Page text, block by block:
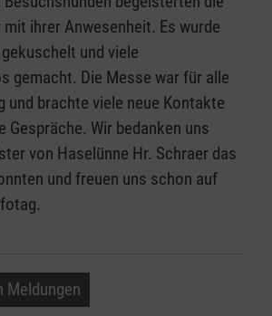
ihrer Anwesenheit. Es wurde
und viele
gemacht. Die Messe war für alle
und brachte viele neue Kontakte
Gespräche. Wir bedanken uns
von Haselünne Hr. Schraer das
und freuen uns schon auf
Meldungen